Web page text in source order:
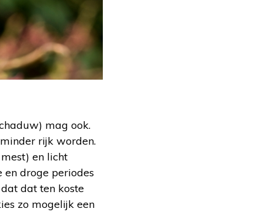
mag ook.
rijk worden.
en licht
droge periodes
dat ten koste
zo mogelijk een